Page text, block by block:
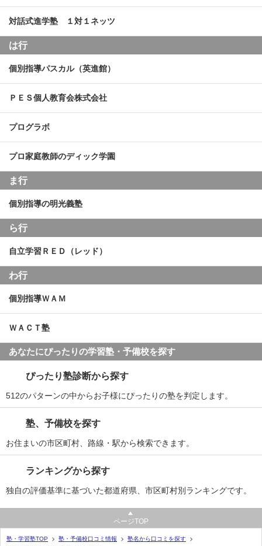
対話式進学塾 １対１ネッツ
は行
個別指導パスカル（英進館）
ＰＥＳ個人教育会株式会社
プログラボ
プロ家庭教師のディック学園
ま行
個別指導の明光義塾
ら行
自立学習ＲＥＤ（レッド）
わ行
個別指導ＷＡＭ
ＷＡＣＴ塾
あなたにぴったりの学習塾・予備校を探す
ぴったり塾診断から探す
512のパターンの中からお子様にぴったりの塾を判定します。
塾、予備校を探す
お住まいの市区町村、路線・駅から検索できます。
ランキングから探す
独自の評価基準に基づいた都道府県、市区町村別ランキングです。
ページTOP
塾・学習塾TOP 塾・予備校口コミ情報
塾名から口コミを探す